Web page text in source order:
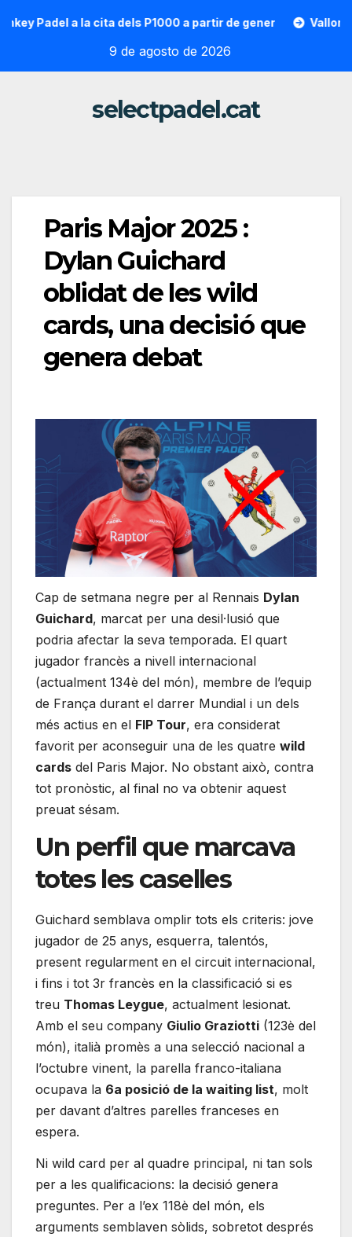
a la cita dels P1000 a partir de gener Vallon Hoarau
9 de agosto de 2026
selectpadel.cat
Paris Major 2025 :
Dylan Guichard
oblidat de les wild
cards, una decisió que
genera debat
Cap de setmana negre per al Rennais Dylan
Guichard, marcat per una desil·lusió que
podria afectar la seva temporada. El quart
jugador francès a nivell internacional
(actualment 134è del món), membre de l’equip
de França durant el darrer Mundial i un dels
més actius en el FIP Tour, era considerat
favorit per aconseguir una de les quatre wild
cards del Paris Major. No obstant això, contra
tot pronòstic, al final no va obtenir aquest
preuat sésam.
Un perfil que marcava
totes les caselles
Guichard semblava omplir tots els criteris: jove
jugador de 25 anys, esquerra, talentós,
present regularment en el circuit internacional,
i fins i tot 3r francès en la classificació si es
treu Thomas Leygue, actualment lesionat.
Amb el seu company Giulio Graziotti (123è del
món), italià promès a una selecció nacional a
l’octubre vinent, la parella franco-italiana
ocupava la 6a posició de la waiting list, molt
per davant d’altres parelles franceses en
espera.
Ni wild card per al quadre principal, ni tan sols
per a les qualificacions: la decisió genera
preguntes. Per a l’ex 118è del món, els
arguments semblaven sòlids, sobretot després